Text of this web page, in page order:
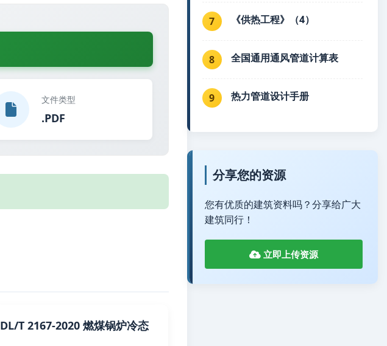
文件类型
.PDF
DL/T 2167-2020 燃煤锅炉冷态
7 《供热工程》（4）
8 全国通用通风管道计算表
9 热力管道设计手册
分享您的资源
您有优质的建筑资料吗？分享给广大
建筑同行！
立即上传资源